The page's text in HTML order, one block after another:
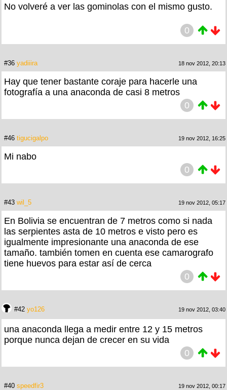
No volveré a ver las gominolas con el mismo gusto.
0
#36 yadiiira 18 nov 2012, 20:13
Hay que tener bastante coraje para hacerle una
fotografía a una anaconda de casi 8 metros
0
#46 tigucigalpo 19 nov 2012, 16:25
Mi nabo
0
#43 wil_5 19 nov 2012, 05:17
En Bolivia se encuentran de 7 metros como si nada
las serpientes asta de 10 metros e visto pero es
igualmente impresionante una anaconda de ese
tamaño. también tomen en cuenta ese camarografo
tiene huevos para estar así de cerca
0
#42 yo126 19 nov 2012, 03:40
una anaconda llega a medir entre 12 y 15 metros
porque nunca dejan de crecer en su vida
0
#40 speedfir3 19 nov 2012, 00:17